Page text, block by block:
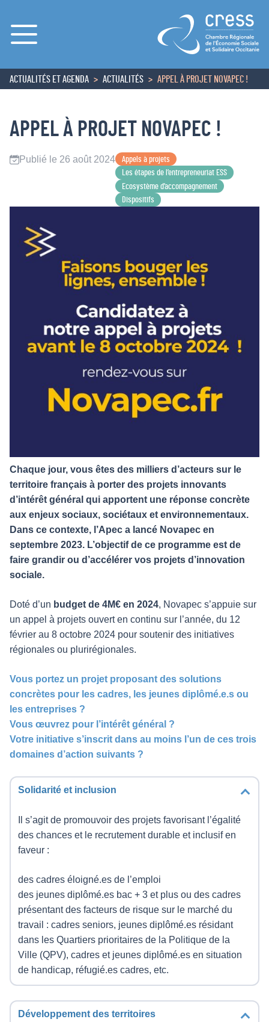
Menu
ACCUEIL
ACTUALITÉS ET AGENDA ACTUALITÉS APPEL À PROJET NOVAPEC !
APPEL À PROJET NOVAPEC !
Publié le 26 août 2024
Appels à projets
Les étapes de l’entrepreneuriat ESS
Ecosystème d’accompagnement
Dispositifs
Chaque jour, vous êtes des milliers d’acteurs sur le
territoire français à porter des projets innovants
d’intérêt général qui apportent une réponse concrète
aux enjeux sociaux, sociétaux et environnementaux.
Dans ce contexte, l’Apec a lancé Novapec en
septembre 2023. L’objectif de ce programme est de
faire grandir ou d’accélérer vos projets d’innovation
sociale.
Doté d’un budget de 4M€ en 2024, Novapec s’appuie sur
un appel à projets ouvert en continu sur l’année, du 12
février au 8 octobre 2024 pour soutenir des initiatives
régionales ou plurirégionales.
Vous portez un projet proposant des solutions
concrètes pour les cadres, les jeunes diplômé.e.s ou
les entreprises ?
Vous œuvrez pour l’intérêt général ?
Votre initiative s’inscrit dans au moins l’un de ces trois
domaines d’action suivants ?
Solidarité et inclusion
Il s’agit de promouvoir des projets favorisant l’égalité
des chances et le recrutement durable et inclusif en
faveur :
des cadres éloigné.es de l’emploi
des jeunes diplômé.es bac + 3 et plus ou des cadres
présentant des facteurs de risque sur le marché du
travail : cadres seniors, jeunes diplômé.es résidant
dans les Quartiers prioritaires de la Politique de la
Ville (QPV), cadres et jeunes diplômé.es en situation
de handicap, réfugié.es cadres, etc.
Développement des territoires